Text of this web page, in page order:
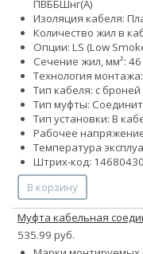
ПВББШнг(А)
Изоляция кабеля:
Количество жил в
Опции: LS (Low
Сечение жил, мм²: 46
Технология
Тип кабеля: с броней
Тип муфты:
Тип установки: В
Рабочее
Температура
Штрих-код:
В корзину
Муфта кабельная
535.99 руб.